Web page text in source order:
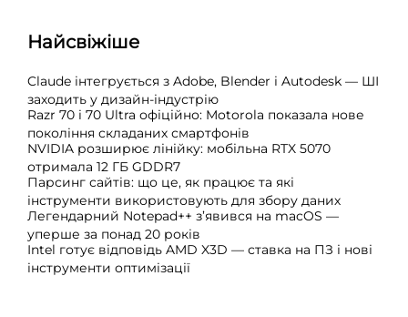
Найсвіжіше
Claude інтегрується з Adobe, Blender і Autodesk — ШІ
заходить у дизайн-індустрію
Razr 70 і 70 Ultra офіційно: Motorola показала нове
покоління складаних смартфонів
NVIDIA розширює лінійку: мобільна RTX 5070
отримала 12 ГБ GDDR7
Парсинг сайтів: що це, як працює та які
інструменти використовують для збору даних
Легендарний Notepad++ з’явився на macOS —
уперше за понад 20 років
Intel готує відповідь AMD X3D — ставка на ПЗ і нові
інструменти оптимізації